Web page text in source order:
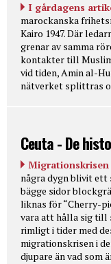
I gårdagens
marockanska
Kairo 1947. Där
grenar av samma
kontakter till
vid tiden, Amin al-
nätverket splittras
Ceuta - De
Migrationskrisen
några dygn blivit
bägge sidor
liknas för “Cherry-
vara att hålla sig till
rimligt i tider med
migrationskrisen i
djupare än vad som